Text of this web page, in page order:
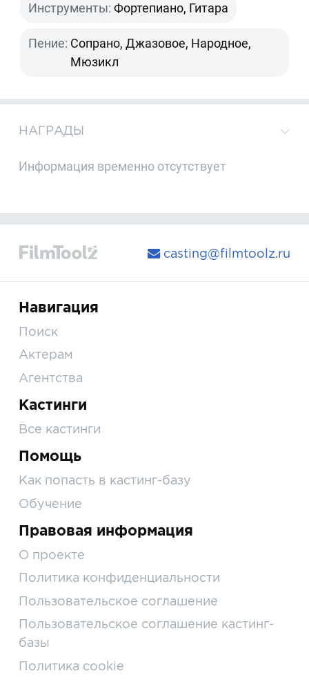
Инструменты: Фортепиано, Гитара
Пение: Сопрано, Джазовое, Народное,
Мюзикл
НАГРАДЫ
Информация временно отсутствует
casting@filmtoolz.ru
Навигация
Поиск
Актерам
Агентства
Кастинги
Все кастинги
Помощь
Как попасть в кастинг-базу
Обучение
Правовая информация
О проекте
Политика конфиденциальности
Пользовательское соглашение
Пользовательское соглашение кастинг-
базы
Политика cookie